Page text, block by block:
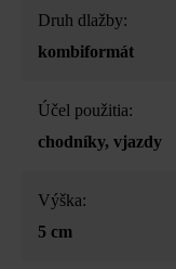
Druh dlažby:
kombiformát
Účel použitia:
chodníky, vjazdy
Výška:
5 cm